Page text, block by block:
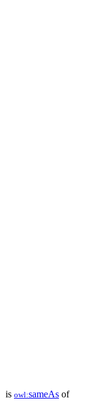
is owl:sameAs of